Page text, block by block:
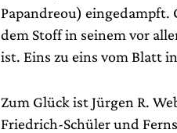
Papandreou) eingedampft.
dem Stoff in seinem vor
ist. Eins zu eins vom Blatt
Zum Glück ist Jürgen R.
Friedrich-Schüler und